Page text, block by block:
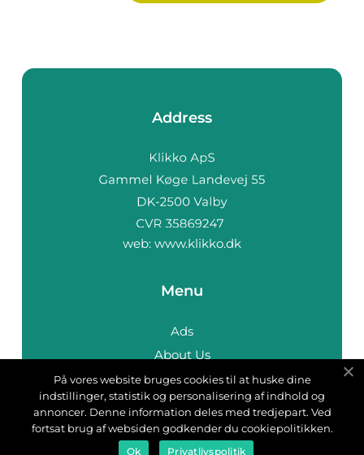
Address
web: www.klikko.dk
Menu
Ads
About Us
Cookies
Contact
Sitemap
På vores website bruges cookies til at huske dine
indstillinger, statistik og personalisering af indhold og
annoncer. Denne information deles med tredjepart. Ved
fortsat brug af websiden godkender du cookiepolitikken.
Ok Privatlivspolitik